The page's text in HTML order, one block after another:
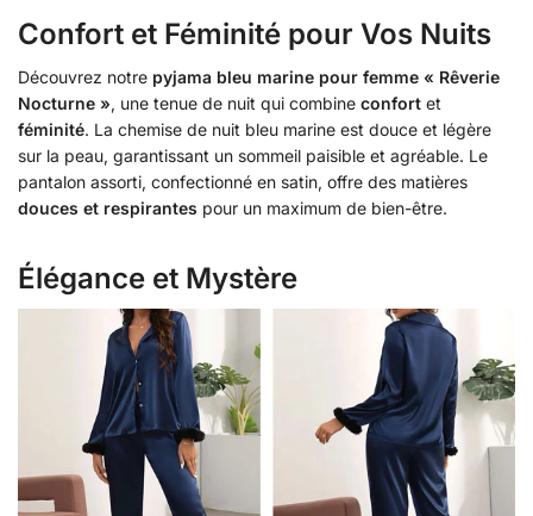
Confort et Féminité pour Vos Nuits
Découvrez notre pyjama bleu marine pour femme « Rêverie
Nocturne », une tenue de nuit qui combine confort et
féminité. La chemise de nuit bleu marine est douce et légère
sur la peau, garantissant un sommeil paisible et agréable. Le
pantalon assorti, confectionné en satin, offre des matières
douces et respirantes pour un maximum de bien-être.
Élégance et Mystère